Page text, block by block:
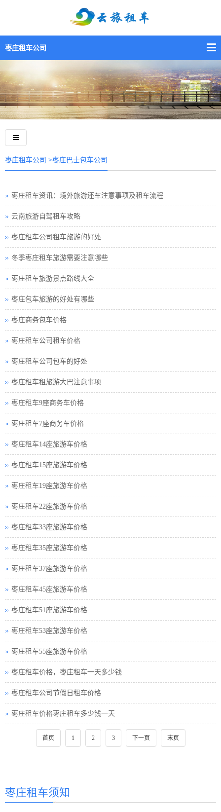
枣庄租车公司
枣庄租车公司 >枣庄巴士包车公司
枣庄租车资讯：境外旅游还车注意事项及租车流程
云南旅游自驾租车攻略
枣庄租车公司租车旅游的好处
冬季枣庄租车旅游需要注意哪些
枣庄租车旅游景点路线大全
枣庄包车旅游的好处有哪些
枣庄商务包车价格
枣庄租车公司租车价格
枣庄租车公司包车的好处
枣庄租车租旅游大巴注意事项
枣庄租车9座商务车价格
枣庄租车7座商务车价格
枣庄租车14座旅游车价格
枣庄租车15座旅游车价格
枣庄租车19座旅游车价格
枣庄租车22座旅游车价格
枣庄租车33座旅游车价格
枣庄租车35座旅游车价格
枣庄租车37座旅游车价格
枣庄租车45座旅游车价格
枣庄租车51座旅游车价格
枣庄租车53座旅游车价格
枣庄租车55座旅游车价格
枣庄租车价格，枣庄租车一天多少钱
枣庄租车公司节假日租车价格
枣庄租车价格枣庄租车多少钱一天
首页 1 2 3 下一页 末页
枣庄租车须知